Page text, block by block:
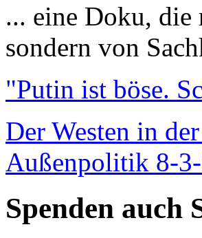
... eine Doku,
sondern von
"Putin ist böse.
Der Westen in
Außenpolitik 8-
Spenden auch